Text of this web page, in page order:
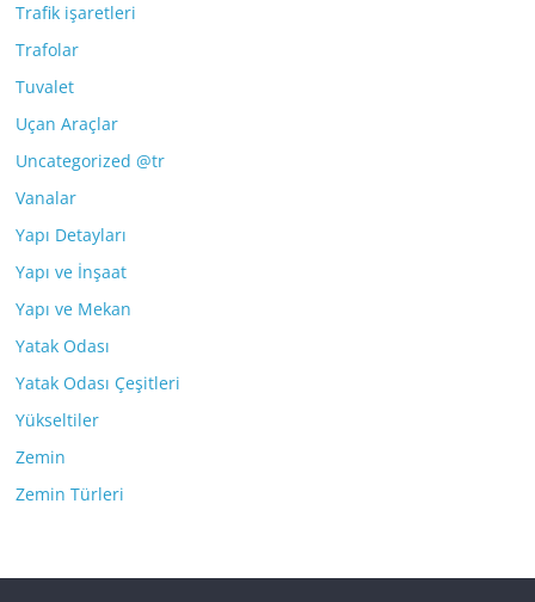
Trafik işaretleri
Trafolar
Tuvalet
Uçan Araçlar
Uncategorized @tr
Vanalar
Yapı Detayları
Yapı ve İnşaat
Yapı ve Mekan
Yatak Odası
Yatak Odası Çeşitleri
Yükseltiler
Zemin
Zemin Türleri